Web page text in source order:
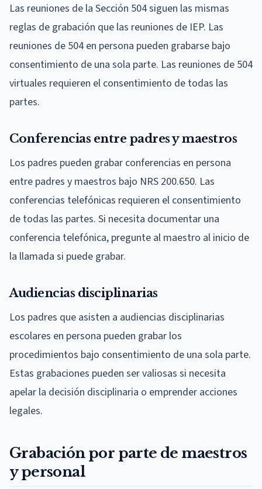
Las reuniones de la Sección 504 siguen las mismas
reglas de grabación que las reuniones de IEP. Las
reuniones de 504 en persona pueden grabarse bajo
consentimiento de una sola parte. Las reuniones de 504
virtuales requieren el consentimiento de todas las
partes.
Conferencias entre padres y maestros
Los padres pueden grabar conferencias en persona
entre padres y maestros bajo NRS 200.650. Las
conferencias telefónicas requieren el consentimiento
de todas las partes. Si necesita documentar una
conferencia telefónica, pregunte al maestro al inicio de
la llamada si puede grabar.
Audiencias disciplinarias
Los padres que asisten a audiencias disciplinarias
escolares en persona pueden grabar los
procedimientos bajo consentimiento de una sola parte.
Estas grabaciones pueden ser valiosas si necesita
apelar la decisión disciplinaria o emprender acciones
legales.
Grabación por parte de maestros
y personal